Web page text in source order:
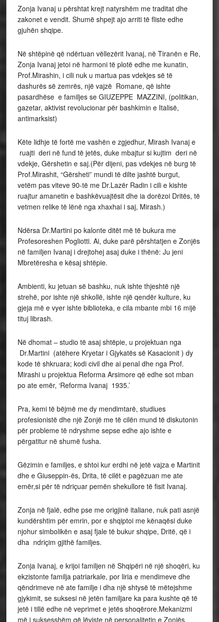
Zonja Ivanaj u përshtat krejt natyrshëm me traditat dhe
zakonet e vendit. Shumë shpejt ajo arriti të fliste edhe
gjuhën shqipe.
Në shtëpinë që ndërtuan vëllezërit Ivanaj, në Tiranën e Re,
Zonja Ivanaj jetoi në harmoni të plotë edhe me kunatin,
Prof.Mirashin, i cili nuk u martua pas vdekjes së të
dashurës së zemrës, një vajzë Romane, që ishte
pasardhëse e familjes se GIUZEPPE MAZZINI, (politikan,
gazetar, aktivist revolucionar për bashkimin e Italisë,
antimarksist)
Këte lidhje të fortë me vashën e zgjedhur, Mirash Ivanaj e
ruajti deri në fund të jetës, duke mbajtur si kujtim deri në
vdekje, Gërshetin e saj.(Për dijeni, pas vdekjes në burg të
Prof.Mirashit, “Gërsheti” mundi të dilte jashtë burgut,
vetëm pas viteve 90-të me Dr.Lazër Radin i cili e kishte
ruajtur amanetin e bashkëvuajtësit dhe ia dorëzoi Dritës, të
vetmen relike të lënë nga xhaxhai i saj, Mirash.)
Ndërsa Dr.Martini po kalonte ditët më të bukura me
Profesoreshen Pogliotti. Ai, duke parë përshtatjen e Zonjës
në familjen Ivanaj i drejtohej asaj duke i thënë: Ju jeni
Mbretëresha e kësaj shtëpie.
Ambienti, ku jetuan së bashku, nuk ishte thjeshtë një
strehë, por ishte një shkollë, ishte një qendër kulture, ku
gjeja më e vyer ishte biblioteka, e cila mbante mbi 16 mijë
tituj librash.
Në dhomat – studio të asaj shtëpie, u projektuan nga
Dr.Martini (atëhere Kryetar i Gjykatës së Kasacionit ) dy
kode të shkruara; kodi civil dhe ai penal dhe nga Prof.
Mirashi u projektua Reforma Arsimore që edhe sot mban
po ate emër, ‘Reforma Ivanaj 1935.’
Pra, kemi të bëjmë me dy mendimtarë, studiues
profesionistë dhe një Zonjë me të cilën mund të diskutonin
për probleme të ndryshme sepse edhe ajo ishte e
përgatitur në shumë fusha.
Gëzimin e familjes, e shtoi kur erdhi në jetë vajza e Martinit
dhe e Giuseppin-ës, Drita, të cilët e pagëzuan me ate
emër,si për të ndriçuar pemën shekullore të fisit Ivanaj.
Zonja në fjalë, edhe pse me origjinë italiane, nuk pati asnjë
kundërshtim për emrin, por e shqiptoi me kënaqësi duke
njohur simbolikën e asaj fjale të bukur shqipe, Dritë, që i
dha ndriçim gjithë familjes.
Zonja Ivanaj, e krijoi familjen në Shqipëri në një shoqëri, ku
ekzistonte familja patriarkale, por liria e mendimeve dhe
qëndrimeve në ate familje i dha një shtysë të mëtejshme
gjykimit, se suksesi në jetën familjare ka para kushte që të
jetë i tillë edhe në veprimet e jetës shoqërore.Mekanizmi
më i suksesshëm që lëviste në personalitetin e Zonjës